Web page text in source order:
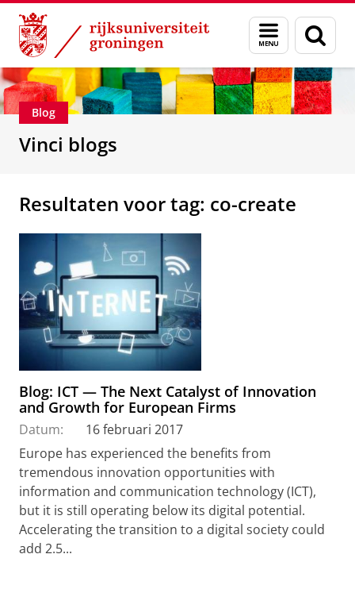
Skip
Content
Skip
Navigation
Menu
en
zoeken
Department of Innovation Management &
Blog
Vinci blogs
Resultaten voor tag: co-create
Blog: ICT — The Next Catalyst of Innovation
and Growth for European Firms
Datum:
16 februari 2017
Europe has experienced the benefits from
tremendous innovation opportunities with
information and communication technology (ICT),
but it is still operating below its digital potential.
Accelerating the transition to a digital society could
add 2.5...